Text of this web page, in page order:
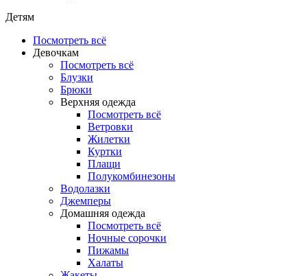
Детям
Посмотреть всё
Девочкам
Посмотреть всё
Блузки
Брюки
Верхняя одежда
Посмотреть всё
Ветровки
Жилетки
Куртки
Плащи
Полукомбинезоны
Водолазки
Джемперы
Домашняя одежда
Посмотреть всё
Ночные сорочки
Пижамы
Халаты